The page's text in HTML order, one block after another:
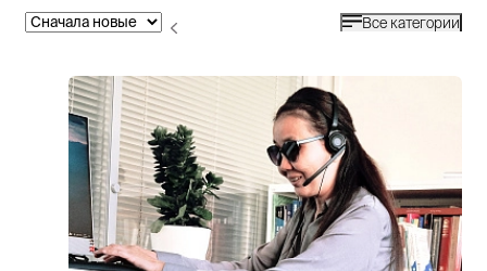
Все категории